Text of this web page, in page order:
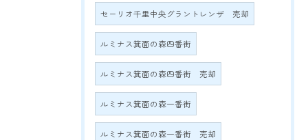
セーリオ千里中央グラントレンザ 売却
ルミナス箕面の森四番街
ルミナス箕面の森四番街 売却
ルミナス箕面の森一番街
ルミナス箕面の森一番街 売却